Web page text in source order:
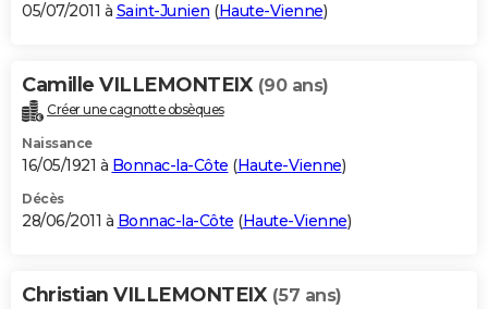
05/07/2011 à Saint-Junien (Haute-Vienne)
Camille VILLEMONTEIX (90 ans)
Créer une cagnotte obsèques
Naissance
16/05/1921 à Bonnac-la-Côte (Haute-Vienne)
Décès
28/06/2011 à Bonnac-la-Côte (Haute-Vienne)
Christian VILLEMONTEIX (57 ans)